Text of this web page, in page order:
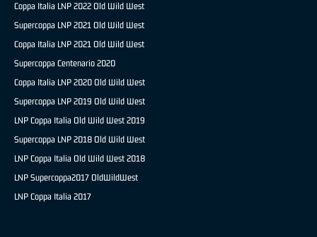
Coppa Italia LNP 2022 Old Wild West
Supercoppa LNP 2021 Old Wild West
Coppa Italia LNP 2021 Old Wild West
Supercoppa Centenario 2020
Coppa Italia LNP 2020 Old Wild West
Supercoppa LNP 2019 Old Wild West
LNP Coppa Italia Old Wild West 2019
Supercoppa LNP 2018 Old Wild West
LNP Coppa Italia Old Wild West 2018
LNP Supercoppa2017 OldWildWest
LNP Coppa Italia 2017